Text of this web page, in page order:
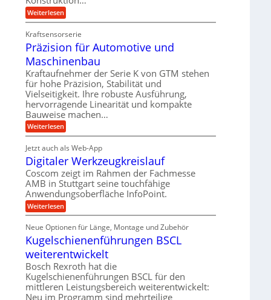
h
i
n
d
e
r
i
e
b
e
f
ü
r
r
a
u
e
U
m
g
e
b
n
g
e
z
u
n
d
A
u
f
t
r
a
g
s
i
n
g
a
n
g
n
Z
e
i
t
e
v
o
n
K
I
w
i
c
h
i
g
e
r
a
l
s
M
a
s
c
h
i
n
e
n
Weiterlesen:
Z
h
n
s
t
a
n
g
e
n
g
e
t
r
i
b
e
f
ü
r
p
r
z
i
e
H
u
b
b
Kraftsensorserie
Präzision für Automotive und
Maschinenbau
Kraftaufnehmer der Serie K von GTM stehen
für hohe Präzision, Stabilität und
Vielseitigkeit. Ihre robuste Ausführung,
hervorragende Linearität und kompakte
Bauweise machen…
Weiterlesen:
P
ä
z
i
s
i
o
n
f
ü
r
A
u
t
o
m
o
i
Jetzt auch als Web-App
Digitaler Werkzeugkreislauf
Coscom zeigt im Rahmen der Fachmesse
AMB in Stuttgart seine touchfähige
Anwendungsoberfläche InfoPoint.
Weiterlesen:
D
g
i
t
a
l
e
r
W
Neue Optionen für Länge, Montage und Zubehör
Kugelschienenführungen BSCL
weiterentwickelt
Bosch Rexroth hat die
Kugelschienenführungen BSCL für den
mittleren Leistungsbereich weiterentwickelt:
Neu im Programm sind mehrteilige